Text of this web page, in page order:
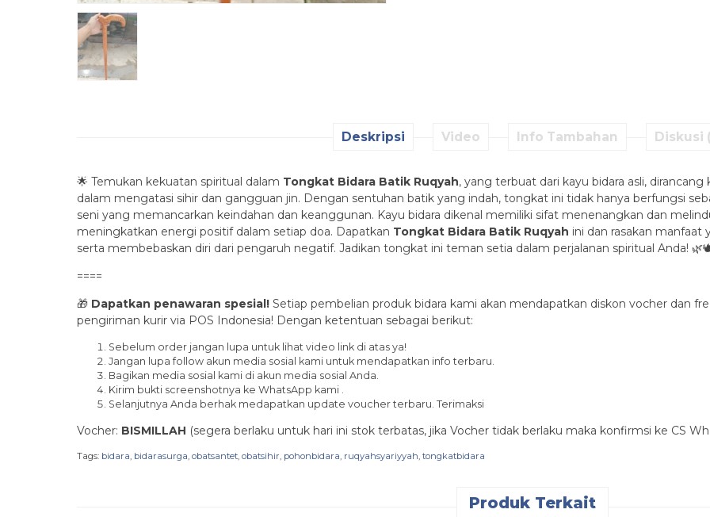
Deskripsi Video Info Tambahan Diskusi
🌟 Temukan kekuatan spiritual dalam Tongkat Bidara Batik Ruqyah, yang terbuat dari kayu bidara asli,
dalam mengatasi sihir dan gangguan jin. Dengan sentuhan batik yang indah, tongkat ini tidak hanya berfungsi
seni yang memancarkan keindahan dan keanggunan. Kayu bidara dikenal memiliki sifat menenangkan dan
meningkatkan energi positif dalam setiap doa. Dapatkan Tongkat Bidara Batik Ruqyah ini dan rasakan manfaat
serta membebaskan diri dari pengaruh negatif. Jadikan tongkat ini teman setia dalam perjalanan spiritual Anda!
====
🎁 Dapatkan penawaran spesial! Setiap pembelian produk bidara kami akan mendapatkan diskon vocher dan
pengiriman kurir via POS Indonesia! Dengan ketentuan sebagai berikut:
Sebelum order jangan lupa untuk lihat video link di atas ya!
Jangan lupa follow akun media sosial kami untuk mendapatkan info terbaru.
Bagikan media sosial kami di akun media sosial Anda.
Kirim bukti screenshotnya ke WhatsApp kami .
Selanjutnya Anda berhak medapatkan update voucher terbaru. Terimaksi
Vocher: BISMILLAH (segera berlaku untuk hari ini stok terbatas, jika Vocher tidak berlaku maka konfirmsi ke CS
Tags: bidara, bidarasurga, obatsantet, obatsihir, pohonbidara, ruqyahsyariyyah, tongkatbidara
Produk Terkait